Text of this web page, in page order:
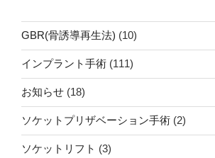
GBR(骨誘導再生法) (10)
インプラント手術 (111)
お知らせ (18)
ソケットプリザベーション手術 (2)
ソケットリフト (3)